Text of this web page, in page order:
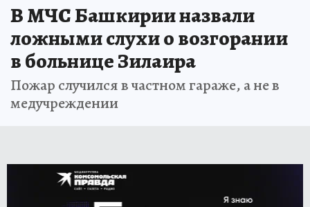
В МЧС Башкирии назвали
ложными слухи о возгорании
в больнице Зилаира
Пожар случился в частном гараже, а не в
медучреждении